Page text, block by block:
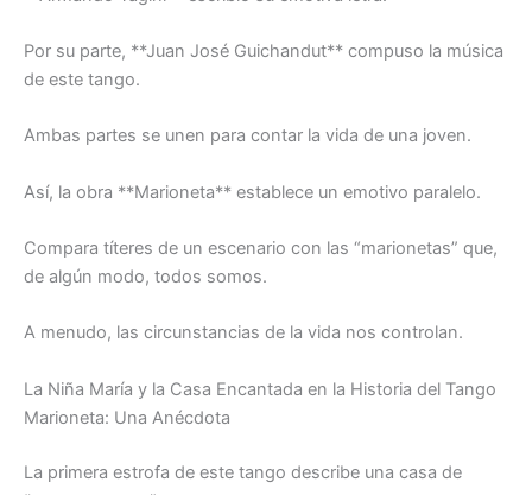
Por su parte, **Juan José Guichandut** compuso la música
de este tango.
Ambas partes se unen para contar la vida de una joven.
Así, la obra **Marioneta** establece un emotivo paralelo.
Compara títeres de un escenario con las “marionetas” que,
de algún modo, todos somos.
A menudo, las circunstancias de la vida nos controlan.
La Niña María y la Casa Encantada en la Historia del Tango
Marioneta: Una Anécdota
La primera estrofa de este tango describe una casa de